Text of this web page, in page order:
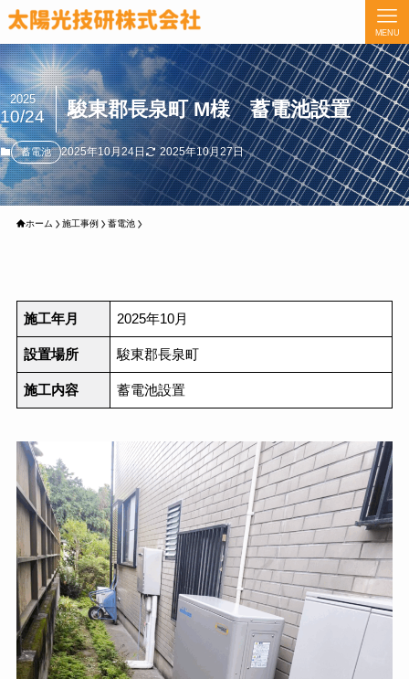
MENU
駿東郡長泉町 M様 蓄電池設置
2025
10/24
蓄電池 2025年10月24日 2025年10月27日
ホーム 施工事例 蓄電池
施工年月 2025年10月
設置場所 駿東郡長泉町
施工内容 蓄電池設置